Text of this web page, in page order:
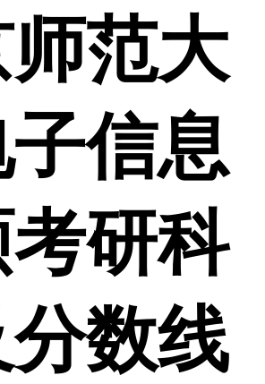
范大
信息
研科
分数线